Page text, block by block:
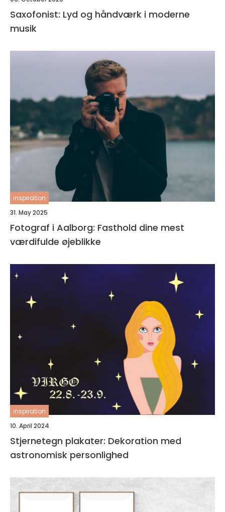
Saxofonist: Lyd og håndværk i moderne
musik
inspiration
31. May 2025
Fotograf i Aalborg: Fasthold dine mest
værdifulde øjeblikke
inspiration
10. April 2024
Stjernetegn plakater: Dekoration med
astronomisk personlighed